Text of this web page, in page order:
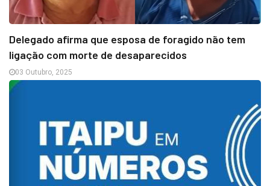
Delegado afirma que esposa de foragido não tem
ligação com morte de desaparecidos
03 Outubro, 2025